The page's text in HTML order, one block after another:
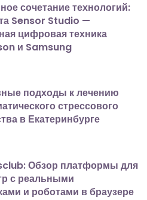
сочетание технологий:
Sensor Studio —
цифровая техника
и Samsung
подходы к лечению
стрессового
в Екатеринбурге
Обзор платформы для
с реальными
и роботами в браузере